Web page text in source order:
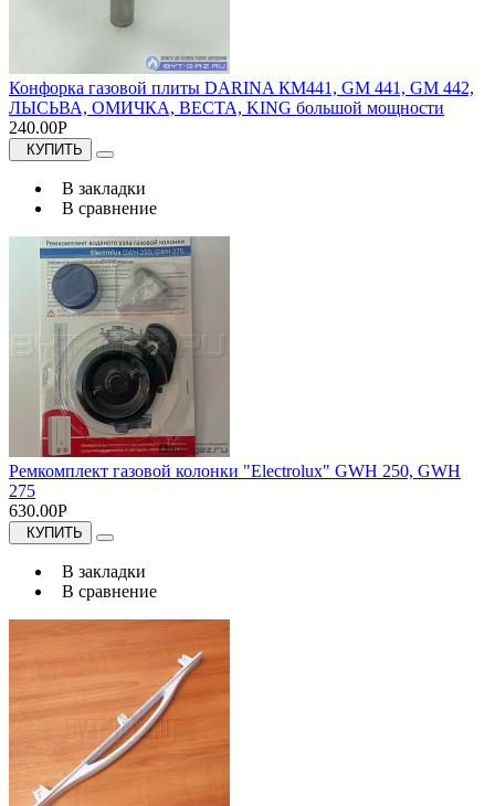
Конфорка газовой плиты DARINA КМ441, GM 441, GM 442,
ЛЫСЬВА, ОМИЧКА, ВЕСТА, KING большой мощности
240.00Р
КУПИТЬ
В закладки
В сравнение
Ремкомплект газовой колонки "Electrolux" GWH 250, GWH
275
630.00Р
КУПИТЬ
В закладки
В сравнение